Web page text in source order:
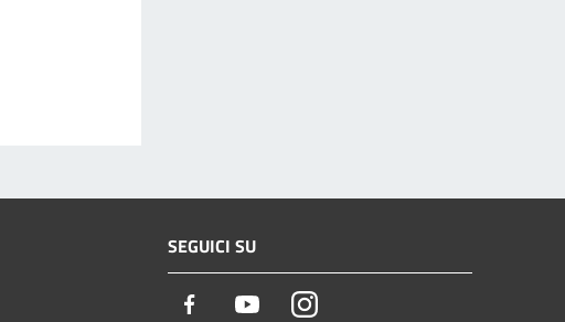
SEGUICI SU
Facebook YoutubeInstagram